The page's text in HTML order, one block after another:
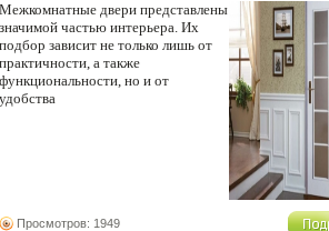
Межкомнатные двери представлены
значимой частью интерьера. Их
подбор зависит не только лишь от
практичности, а также
функциональности, но и от
удобства
Просмотров: 1949